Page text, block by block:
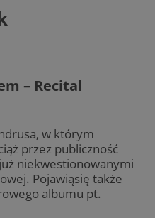
– Recital
w którym
przez publiczność
niekwestionowanymi
Pojawiąsię także
albumu pt.